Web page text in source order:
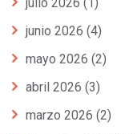
junio 2026 (4)
mayo 2026 (2)
abril 2026 (3)
marzo 2026 (2)